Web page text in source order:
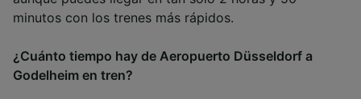
minutos con los trenes más rápidos.
¿Cuánto tiempo hay de Aeropuerto Düsseldorf a
Godelheim en tren?